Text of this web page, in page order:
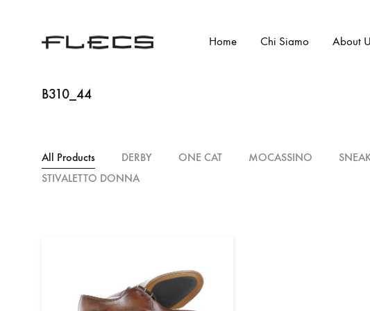
Home Chi Siamo About
B310_44
All Products DERBY ONE CAT MOCASSINO
STIVALETTO DONNA